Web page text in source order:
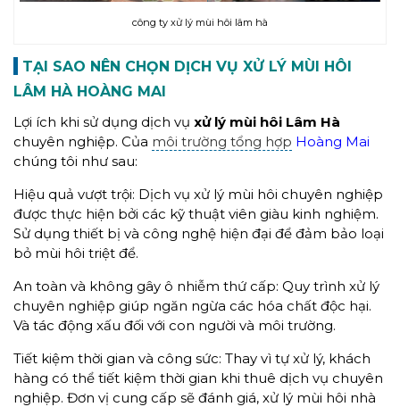
công ty xử lý mùi hôi lâm hà
TẠI SAO NÊN CHỌN DỊCH VỤ XỬ LÝ MÙI HÔI
LÂM HÀ HOÀNG MAI
Lợi ích khi sử dụng dịch vụ xử lý mùi hôi Lâm Hà
chuyên nghiệp. Của môi trường tổng hợp Hoàng Mai
chúng tôi như sau:
Hiệu quả vượt trội: Dịch vụ xử lý mùi hôi chuyên nghiệp
được thực hiện bởi các kỹ thuật viên giàu kinh nghiệm.
Sử dụng thiết bị và công nghệ hiện đại để đảm bảo loại
bỏ mùi hôi triệt để.
An toàn và không gây ô nhiễm thứ cấp: Quy trình xử lý
chuyên nghiệp giúp ngăn ngừa các hóa chất độc hại.
Và tác động xấu đối với con người và môi trường.
Tiết kiệm thời gian và công sức: Thay vì tự xử lý, khách
hàng có thể tiết kiệm thời gian khi thuê dịch vụ chuyên
nghiệp. Đơn vị cung cấp sẽ đánh giá, xử lý mùi hôi nhà